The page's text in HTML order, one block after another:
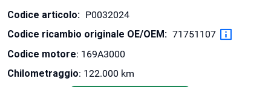
Codice articolo: P0032024
Codice ricambio originale OE/OEM: 71751107
Codice motore: 169A3000
Chilometraggio: 122.000 km